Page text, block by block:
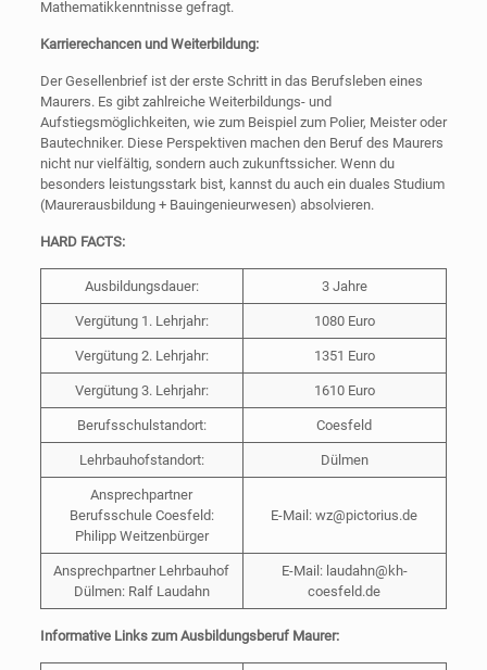
Mathematikkenntnisse gefragt.
Karrierechancen und Weiterbildung:
Der Gesellenbrief ist der erste Schritt in das Berufsleben eines
Maurers. Es gibt zahlreiche Weiterbildungs- und
Aufstiegsmöglichkeiten, wie zum Beispiel zum Polier, Meister oder
Bautechniker. Diese Perspektiven machen den Beruf des Maurers
nicht nur vielfältig, sondern auch zukunftssicher. Wenn du
besonders leistungsstark bist, kannst du auch ein duales Studium
(Maurerausbildung + Bauingenieurwesen) absolvieren.
HARD FACTS:
Ausbildungsdauer: 3 Jahre
Vergütung 1. Lehrjahr: 1080 Euro
Vergütung 2. Lehrjahr: 1351 Euro
Vergütung 3. Lehrjahr: 1610 Euro
Berufsschulstandort: Coesfeld
Lehrbauhofstandort: Dülmen
Ansprechpartner
Berufsschule Coesfeld:
Philipp Weitzenbürger
E-Mail: wz@pictorius.de
Ansprechpartner Lehrbauhof
Dülmen: Ralf Laudahn
E-Mail: laudahn@kh-
coesfeld.de
Informative Links zum Ausbildungsberuf Maurer: